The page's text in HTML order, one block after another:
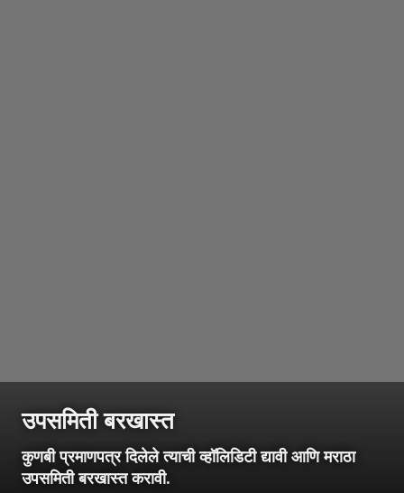
उपसमिती बरखास्त
कुणबी प्रमाणपत्र दिलेले त्याची व्हॉलिडिटी द्यावी आणि मराठा
उपसमिती बरखास्त करावी.